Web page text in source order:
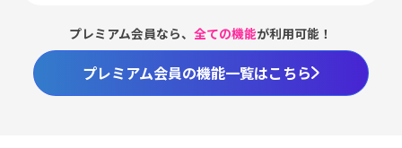
プレミアム会員なら、全ての機能が利用可能！
プレミアム会員の機能一覧はこちら